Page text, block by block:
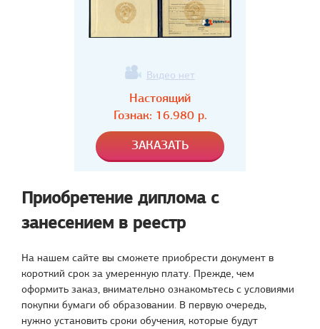
Видео нет
Настоящий
Гознак: 16.980р.
Приобретение диплома с
занесением в реестр
На нашем сайте вы сможете приобрести документ в
короткий срок за умеренную плату. Прежде, чем
оформить заказ, внимательно ознакомьтесь с условиями
покупки бумаги об образовании. В первую очередь,
нужно установить сроки обучения, которые будут